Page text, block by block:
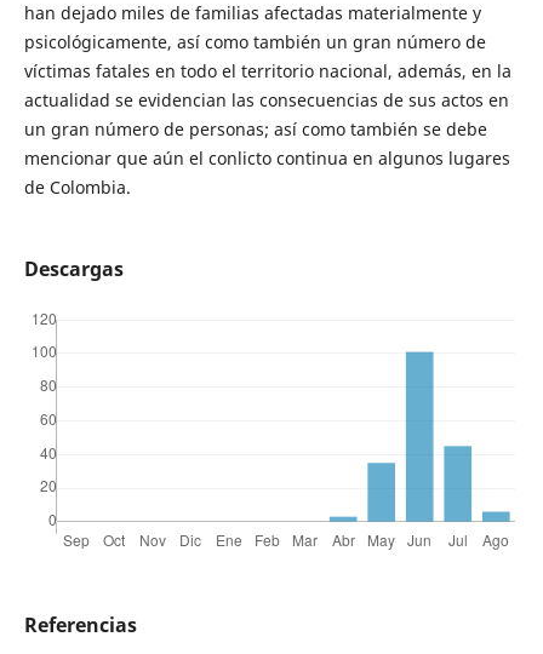
han dejado miles de familias afectadas materialmente y
psicológicamente, así como también un gran número de
víctimas fatales en todo el territorio nacional, además, en la
actualidad se evidencian las consecuencias de sus actos en
un gran número de personas; así como también se debe
mencionar que aún el conlicto continua en algunos lugares
de Colombia.
Descargas
Referencias